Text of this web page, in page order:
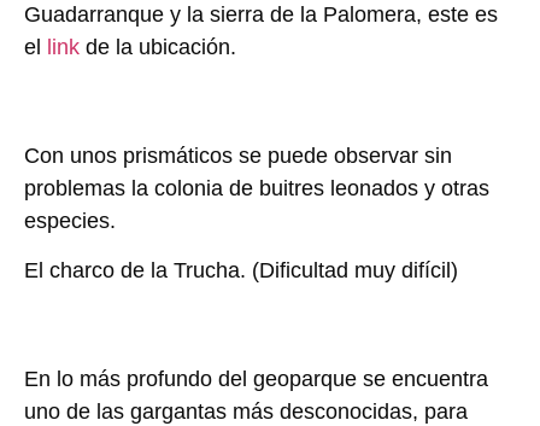
Guadarranque y la sierra de la Palomera, este es
el link de la ubicación.
Con unos prismáticos se puede observar sin
problemas la colonia de buitres leonados y otras
especies.
El charco de la Trucha. (Dificultad muy difícil)
En lo más profundo del geoparque se encuentra
uno de las gargantas más desconocidas, para